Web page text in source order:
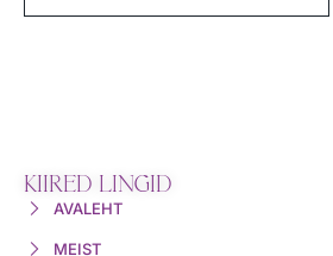
KIIRED LINGID
AVALEHT
MEIST